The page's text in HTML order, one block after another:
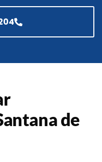
de Garagem de
em São Gonçalo – RJ
de Garagem de
em Petrópolis – RJ
de Garagem de
em Paraty – RJde